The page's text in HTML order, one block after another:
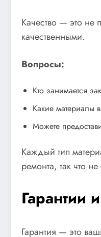
Качество — это не
качественными.
Вопросы:
Кто занимается
Какие материалы
Можете
Каждый тип
ремонта, так что
Гарантии
Гарантия — это